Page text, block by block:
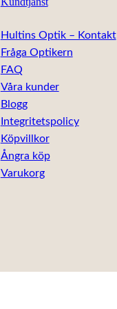
Hultins Optik – Kontakt
Fråga Optikern
FAQ
Våra kunder
Blogg
Integritetspolicy
Köpvillkor
Ångra köp
Varukorg